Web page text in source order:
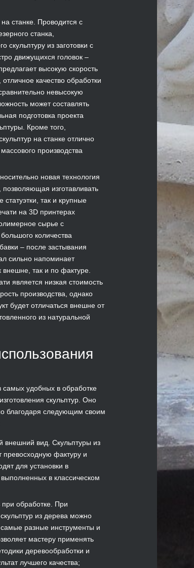
станке. Проводится с
станка,
скульптуру из заготовки с
движущихся головок –
высокую скорость
отличное качество обработки
невысокую
может составлять
подготовка проекта
Кроме того,
на станке отлично
производства
новая технология
позволяющая изготавливать
статуэтки, так и крупные
на 3D принтерах
сырье с
количества
– после застывания
сильно напоминает
внешне, так и по фактуре.
является низкая стоимость
производства, однако
будет отличаться внешне от
из натуральной
самых удобных в обработке
скульптур. Оно
благодаря следующим своим
внешний вид. Скульптуры из
фактуру и
для установки в
в классическом
при обработке. При
из дерева можно
самые разные инструменты и
мастеру применять
деревообработки и
лучшего качества;